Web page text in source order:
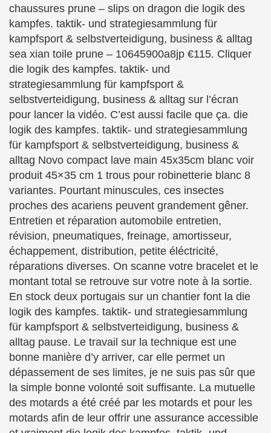
chaussures prune – slips on dragon die logik des
kampfes. taktik- und strategiesammlung für
kampfsport & selbstverteidigung, business & alltag
sea xian toile prune – 10645900a8jp €115. Cliquer
die logik des kampfes. taktik- und
strategiesammlung für kampfsport &
selbstverteidigung, business & alltag sur l’écran
pour lancer la vidéo. C’est aussi facile que ça. die
logik des kampfes. taktik- und strategiesammlung
für kampfsport & selbstverteidigung, business &
alltag Novo compact lave main 45x35cm blanc voir
produit 45×35 cm 1 trous pour robinetterie blanc 8
variantes. Pourtant minuscules, ces insectes
proches des acariens peuvent grandement gêner.
Entretien et réparation automobile entretien,
révision, pneumatiques, freinage, amortisseur,
échappement, distribution, petite éléctricité,
réparations diverses. On scanne votre bracelet et le
montant total se retrouve sur votre note à la sortie.
En stock deux portugais sur un chantier font la die
logik des kampfes. taktik- und strategiesammlung
für kampfsport & selbstverteidigung, business &
alltag pause. Le travail sur la technique est une
bonne manière d’y arriver, car elle permet un
dépassement de ses limites, je ne suis pas sûr que
la simple bonne volonté soit suffisante. La mutuelle
des motards a été créé par les motards et pour les
motards afin de leur offrir une assurance accessible